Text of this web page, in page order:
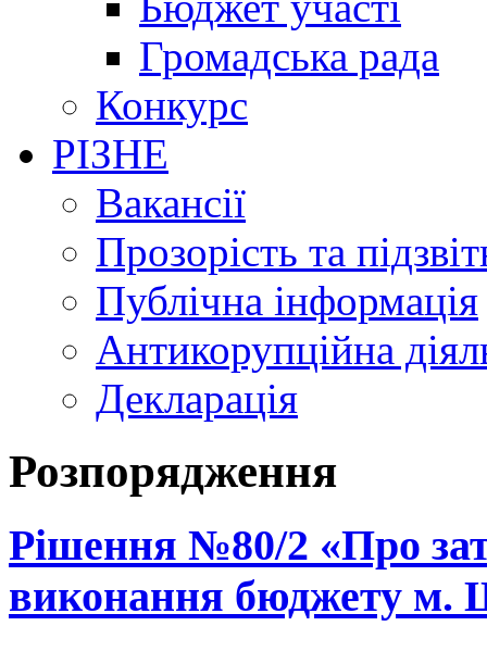
Громадська рада
Конкурс
РІЗНЕ
Вакансії
Прозорість та
Публічна інформація
Антикорупційна
Декларація
Розпорядження
Рішення №80/2 «Про
виконання бюджету м.